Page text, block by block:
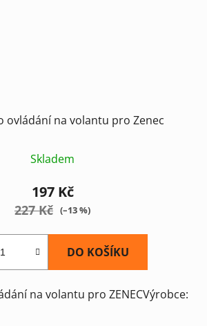
ovládání na volantu pro Zenec
Skladem
197 Kč
227 Kč (–13 %)
DO KOŠÍKU
na volantu pro ZENECVýrobce: